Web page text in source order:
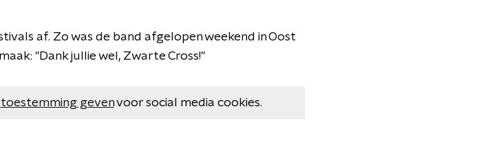
af. Zo was de band afgelopen weekend in Oost
"Dank jullie wel, Zwarte Cross!"
toestemming gevenvoor social media cookies.